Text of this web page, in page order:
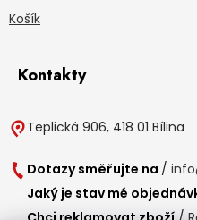
Košík
Kontakty
Teplická 906, 418 01 Bílina
Dotazy směřujte na /
Jaký je stav mé